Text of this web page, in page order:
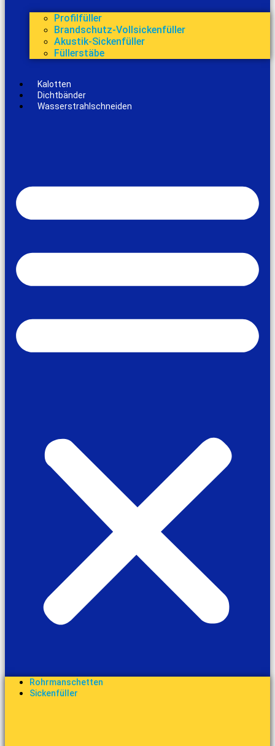
Profilfüller
Brandschutz-Vollsickenfüller
Akustik-Sickenfüller
Füllerstäbe
Kalotten
Dichtbänder
Wasserstrahlschneiden
Rohrmanschetten
Sickenfüller